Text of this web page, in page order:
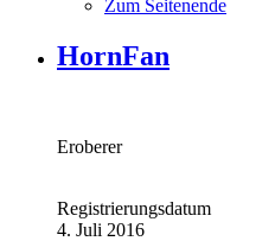
Zum Seitenende
HornFan
Eroberer
Registrierungsdatum
4. Juli 2016